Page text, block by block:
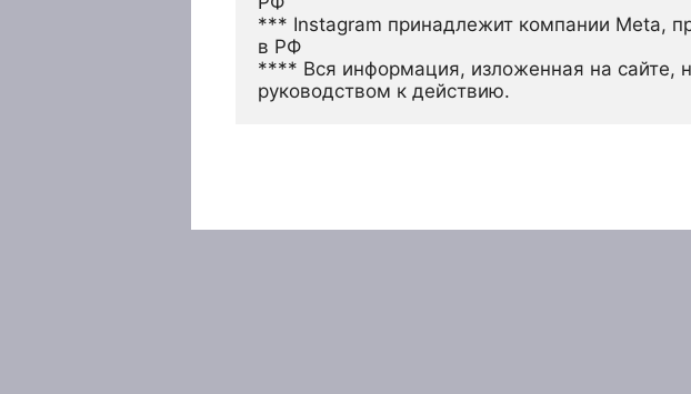
*** Instagram принадлежит компании Meta,
в РФ
**** Вся информация, изложенная на сайте,
руководством к действию.